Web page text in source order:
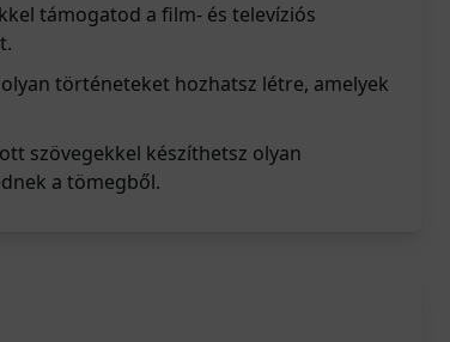
támogatod a film- és televíziós
történeteket hozhatsz létre, amelyek
szövegekkel készíthetsz olyan
a tömegből.